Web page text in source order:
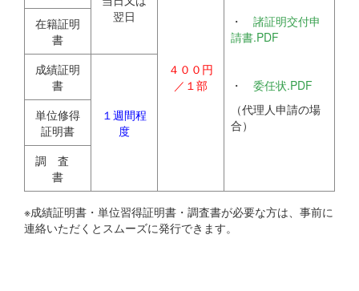
翌日
４００円
／１部
・ 諸証明交付申
請書.PDF
・ 委任状.PDF
（代理人申請の場
合）
在籍証明
書
成績証明
書
１週間程
度
単位修得
証明書
調 査
書
※成績証明書・単位習得証明書・調査書が必要な方は、事前に
連絡いただくとスムーズに発行できます。